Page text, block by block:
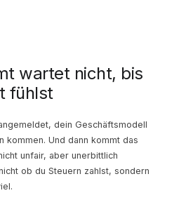
wartet nicht, bis
fühlst
dein Geschäftsmodell
kommen. Und dann kommt das
unfair, aber unerbittlich
ob du Steuern zahlst, sondern